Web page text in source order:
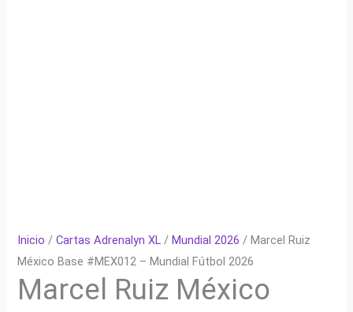
Inicio /Cartas Adrenalyn XL /Mundial 2026 / Marcel Ruiz
México Base #MEX012 – Mundial Fútbol 2026
Marcel Ruiz México